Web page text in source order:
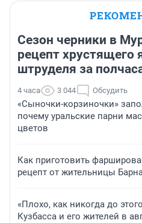
Сезон черники в
рецепт хрустящего
штруделя за
4 часа 3 044 Обсудить
«Сыночки-корзиночки»
почему уральские парни
цветов
Как приготовить
рецепт от жительницы
«Плохо, как никогда до
Кузбасса и его жителей в